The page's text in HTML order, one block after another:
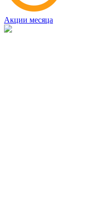
Акции месяца